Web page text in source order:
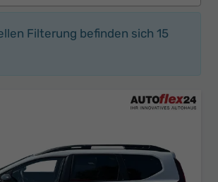
Filterung befinden sich 15